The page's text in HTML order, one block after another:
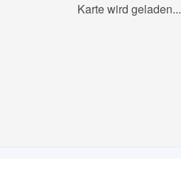
Karte wird geladen...